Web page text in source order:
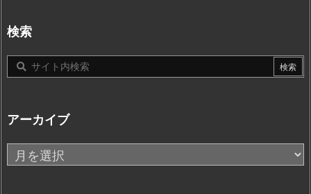
リ
ー
検索
アーカイブ
ア
ー